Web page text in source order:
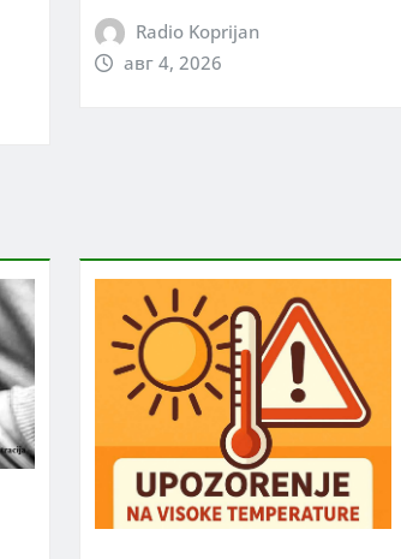
Radio Koprijan
авг 4, 2026